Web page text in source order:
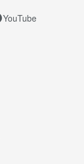
YouTube